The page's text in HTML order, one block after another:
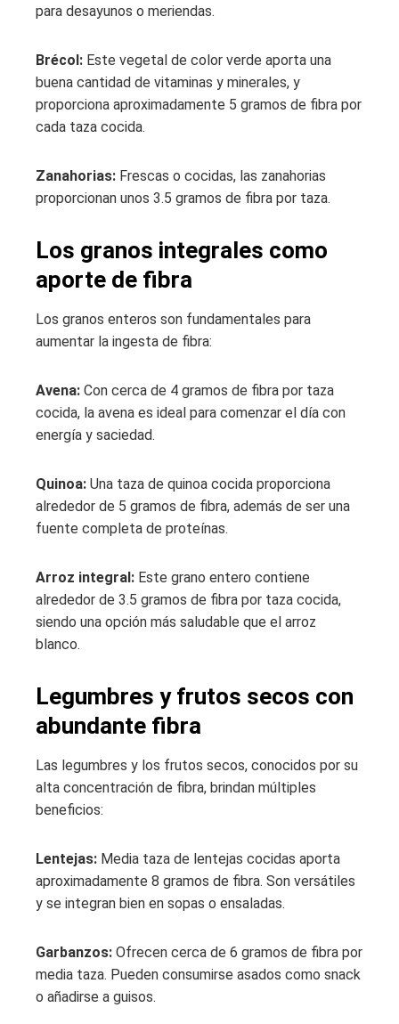
para desayunos o meriendas.
Brécol: Este vegetal de color verde aporta una
buena cantidad de vitaminas y minerales, y
proporciona aproximadamente 5 gramos de fibra por
cada taza cocida.
Zanahorias: Frescas o cocidas, las zanahorias
proporcionan unos 3.5 gramos de fibra por taza.
Los granos integrales como
aporte de fibra
Los granos enteros son fundamentales para
aumentar la ingesta de fibra:
Avena: Con cerca de 4 gramos de fibra por taza
cocida, la avena es ideal para comenzar el día con
energía y saciedad.
Quinoa: Una taza de quinoa cocida proporciona
alrededor de 5 gramos de fibra, además de ser una
fuente completa de proteínas.
Arroz integral: Este grano entero contiene
alrededor de 3.5 gramos de fibra por taza cocida,
siendo una opción más saludable que el arroz
blanco.
Legumbres y frutos secos con
abundante fibra
Las legumbres y los frutos secos, conocidos por su
alta concentración de fibra, brindan múltiples
beneficios:
Lentejas: Media taza de lentejas cocidas aporta
aproximadamente 8 gramos de fibra. Son versátiles
y se integran bien en sopas o ensaladas.
Garbanzos: Ofrecen cerca de 6 gramos de fibra por
media taza. Pueden consumirse asados como snack
o añadirse a guisos.